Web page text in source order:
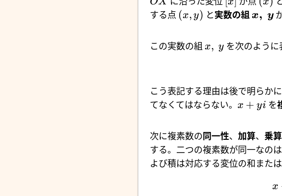
する点 (x,y) と実数の組 x, y
この実数の組 x, y を次のよう
こう表記する理由は後で明らか
てなくてはならない。 x + yi を
次に複素数の同一性、 加算、 乗算
する。二つの複素数が同一なの
よび積は対応する変位の和また
x